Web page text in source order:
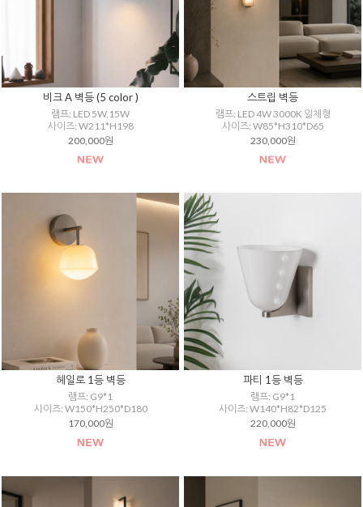
비크 A 벽등 (5 color )
램프: LED 5W,15W
사이즈: W211*H198
200,000원
스트립 벽등
램프: LED 4W 3000K 일체형
사이즈: W85*H310*D65
230,000원
헤일로 1등 벽등
램프: G9*1
사이즈: W150*H250*D180
170,000원
파티 1등 벽등
램프: G9*1
사이즈: W140*H82*D125
220,000원